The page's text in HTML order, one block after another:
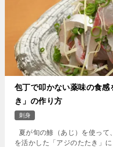
包丁で叩かない薬味の食
き」の作り方
刺身
夏が旬の鯵（あじ）を使って
を活かした「アジのたたき」